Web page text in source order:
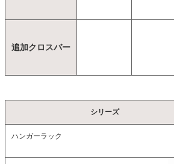
追加クロスバー
シリーズ
ハンガーラック